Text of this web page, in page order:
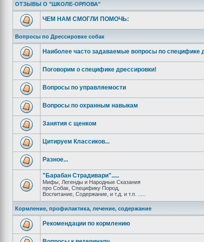
ОТЗЫВЫ О "ШКОЛЕ-ОРЛОВА"
ЧЕМ НАМ СМОГЛИ ПОМОЧЬ:
Вопросы по Дрессировке собак
Наиболее часто задаваемые вопросы по специфике
Поговорим о специфике дрессировки!
Вопросы по управляемости
Вопросы по охранным навыкам
Занятия с щенком
Цитируем Классиков...
Разное...
"Барабан Страдивари".....
Мифы, Легенды и Народные Сказания
про Собак, Специфику Пород,
Воспитание, Содержание, и т.д. и т.п. .....
Кормление, профилактика, лечение, содержание
Рекомендации по кормлению